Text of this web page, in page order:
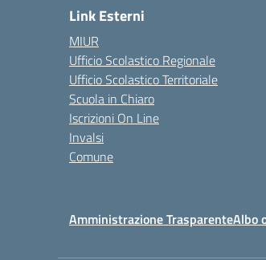
Link Esterni
MIUR
Ufficio Scolastico Regionale
Ufficio Scolastico Territoriale
Scuola in Chiaro
Iscrizioni On Line
Invalsi
Comune
Amministrazione TrasparenteAlbo